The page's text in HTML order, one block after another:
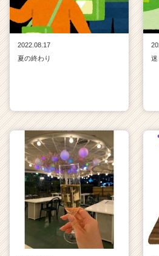
2022.08.17
夏の終わり
迷